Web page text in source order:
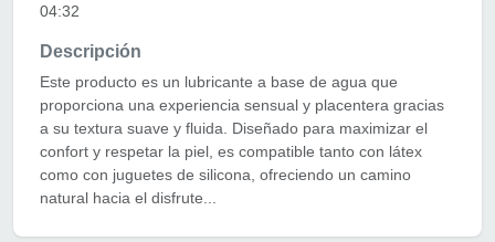
04:32
Descripción
Este producto es un lubricante a base de agua que
proporciona una experiencia sensual y placentera gracias
a su textura suave y fluida. Diseñado para maximizar el
confort y respetar la piel, es compatible tanto con látex
como con juguetes de silicona, ofreciendo un camino
natural hacia el disfrute...